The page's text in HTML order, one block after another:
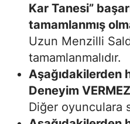
Kar Tanesi”
tamamlanmış
Uzun Menzilli
tamamlanmalıdır.
Aşağıdakilerden
Deneyim
Diğer oyunculara